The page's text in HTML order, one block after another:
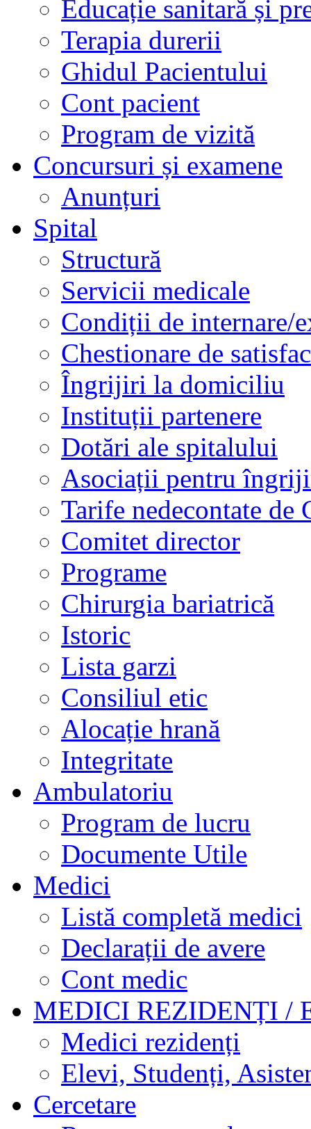
Educație sanitară și
Terapia durerii
Ghidul Pacientului
Cont pacient
Program de vizită
Concursuri și examene
Anunțuri
Spital
Structură
Servicii medicale
Condiții de internare/
Chestionare de
Îngrijiri la domiciliu
Instituții partenere
Dotări ale spitalului
Asociații pentru
Tarife nedecontate de
Comitet director
Programe
Chirurgia bariatrică
Istoric
Lista garzi
Consiliul etic
Alocație hrană
Integritate
Ambulatoriu
Program de lucru
Documente Utile
Medici
Listă completă medici
Declarații de avere
Cont medic
MEDICI REZIDENȚI /
Medici rezidenți
Elevi, Studenți,
Cercetare